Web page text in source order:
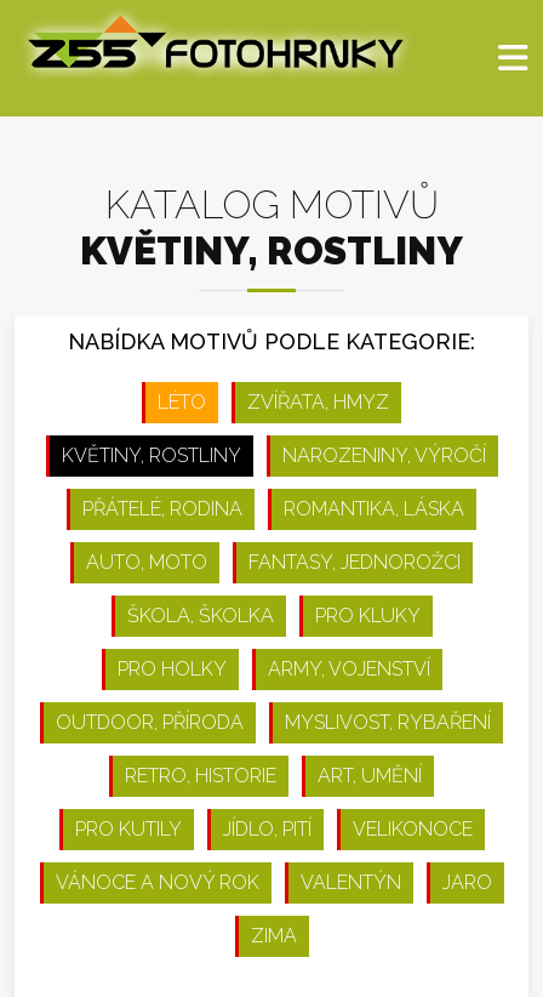
KATALOG MOTIVŮ
KVĚTINY, ROSTLINY
NABÍDKA MOTIVŮ PODLE KATEGORIE:
LÉTO ZVÍŘATA, HMYZ
KVĚTINY, ROSTLINY NAROZENINY, VÝROČÍ
PŘÁTELÉ, RODINA ROMANTIKA, LÁSKA
AUTO, MOTO FANTASY, JEDNOROŽCI
ŠKOLA, ŠKOLKA PRO KLUKY
PRO HOLKY ARMY, VOJENSTVÍ
OUTDOOR, PŘÍRODA MYSLIVOST, RYBAŘENÍ
RETRO, HISTORIE ART, UMĚNÍ
PRO KUTILY JÍDLO, PITÍ VELIKONOCE
VÁNOCE A NOVÝ ROK VALENTÝN JARO
ZIMA